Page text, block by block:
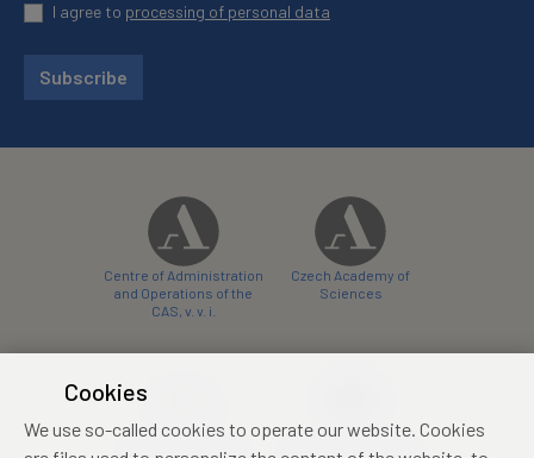
I agree to processing of personal data
Subscribe
Centre of Administration
and Operations of the
CAS, v. v. i.
Czech Academy of
Sciences
Cookies
We use so-called cookies to operate our website. Cookies